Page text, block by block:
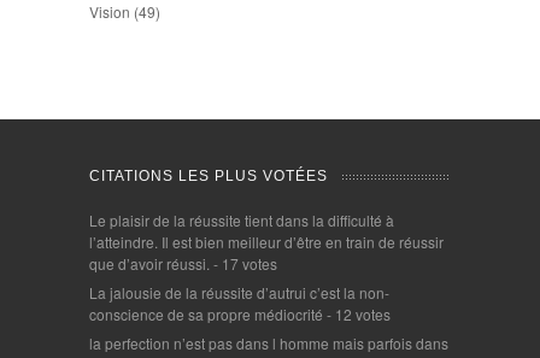
Vision (49)
CITATIONS LES PLUS VOTÉES
Le plaisir de la réussite tient dans la difficulté à
l’atteindre. Il est bien meilleur d’être en train de réussir
que d’avoir réussi. - 17 votes
La jalousie de la réussite d’autrui c’est la non-
conscience de sa propre médiocrité - 12 votes
la perfection n’est pas dans l homme mais parfois dans